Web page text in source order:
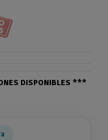
DISPONIBLES ***